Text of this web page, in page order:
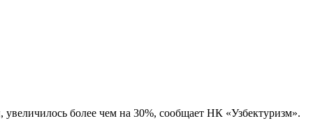
более чем на 30%, сообщает НК «Узбектуризм».